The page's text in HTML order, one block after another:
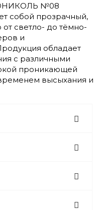
№08
собой прозрачный,
светло- до тёмно-
и
обладает
с различными
проникающей
высыхания и